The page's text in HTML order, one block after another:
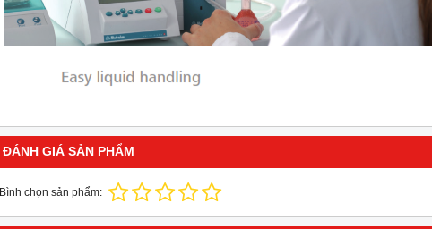
ĐÁNH GIÁ SẢN PHẨM
Bình chọn sản phẩm: